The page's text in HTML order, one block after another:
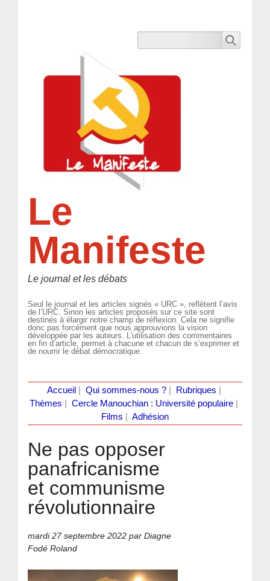
Le
Manifeste
Le journal et les débats
Seul le journal et les articles signés « URC », reflètent l’avis
de l’URC. Sinon les articles proposés sur ce site sont
destinés à élargir notre champ de réflexion. Cela ne signifie
donc pas forcément que nous approuvions la vision
développée par les auteurs. L’utilisation des commentaires
en fin d’article, permet à chacune et chacun de s’exprimer et
de nourrir le débat démocratique.
Accueil Qui sommes-nous ?| Rubriques
Thèmes
Cercle Manouchian : Université populaire
Films
Adhésion
Ne pas opposer
panafricanisme
et communisme
révolutionnaire
mardi 27 septembre 2022 par Diagne
Fodé Roland